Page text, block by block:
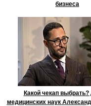
бизнеса
Какой чекап выбрать?
медицинских наук